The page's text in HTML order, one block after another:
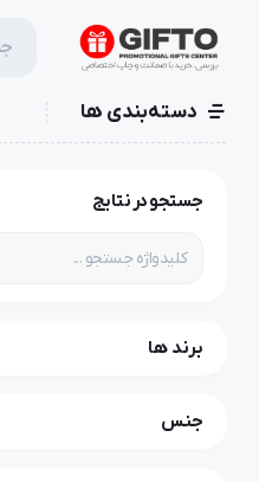
دسته‌بندی ها
جستجو در نتایج
برند ها
جنس